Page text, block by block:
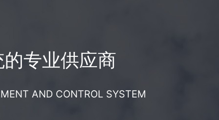
专业供应商
AND CONTROL SYSTEM